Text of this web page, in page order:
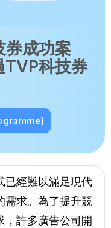
券成功案
TVP科技券
已經難以滿足現代
需求。為了提升競
，許多廣告公司開